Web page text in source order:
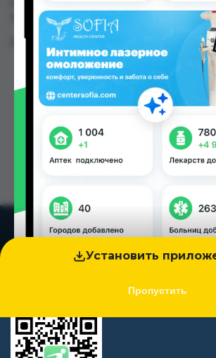
Установить
Пропустить
Таджикистана
Цена: от37.00 TJS